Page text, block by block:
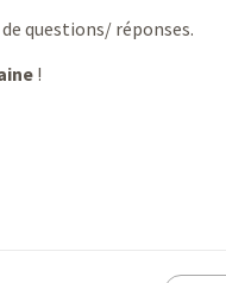
questions/ réponses.
!